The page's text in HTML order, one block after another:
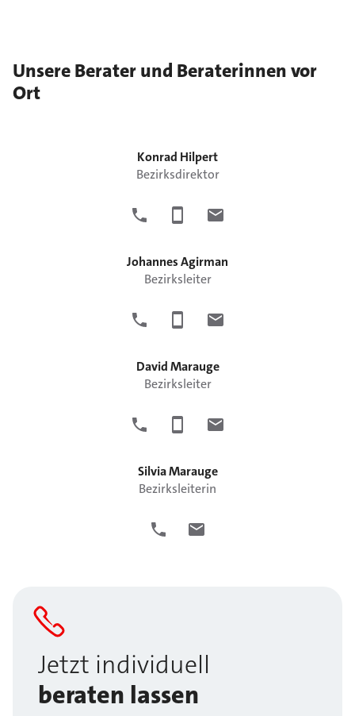
Unsere Berater und Beraterinnen vor
Ort
Konrad Hilpert
Bezirksdirektor
JohannesAgirman
Bezirksleiter
DavidMarauge
Bezirksleiter
SilviaMarauge
Bezirksleiterin
Jetzt individuell
beraten lassen